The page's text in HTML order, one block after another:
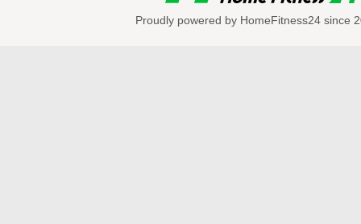
Proudly powered by HomeFitness24 since